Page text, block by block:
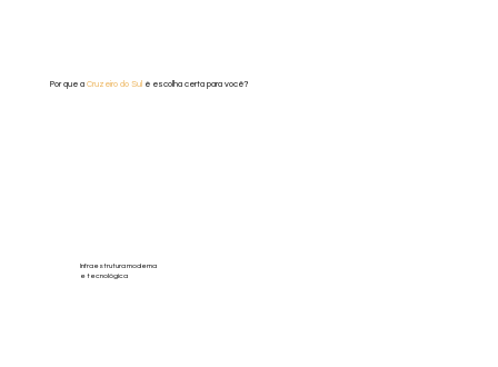
Por que aCruzeiro do Sul é escolha certa para você?
Infraestrutura moderna
e tecnológica